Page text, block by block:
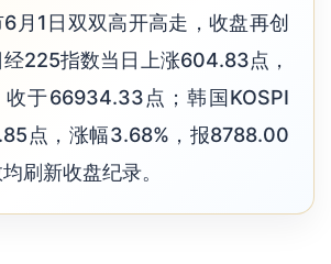
6月1日双双高开高走，收盘再创
经225指数当日上涨604.83点，
收于66934.33点；韩国KOSPI
点，涨幅3.68%，报8788.00
刷新收盘纪录。